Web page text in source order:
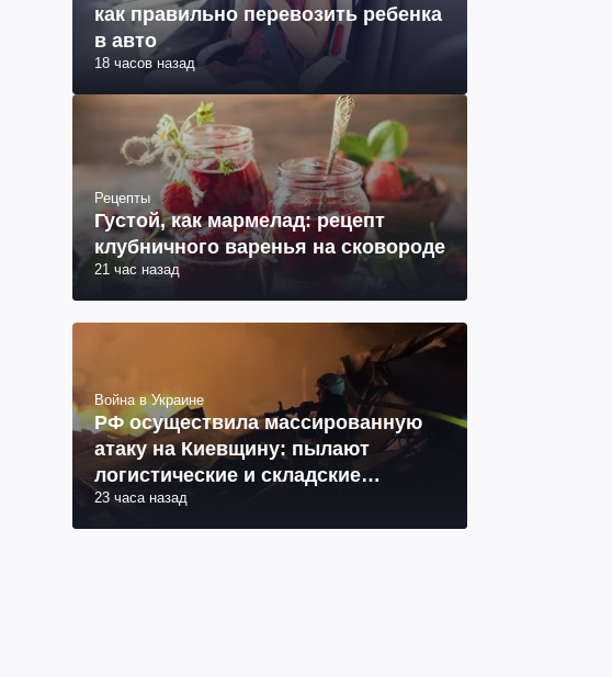
как правильно перевозить ребенка
в авто
18 часов назад
Рецепты
Густой, как мармелад: рецепт
клубничного варенья на сковороде
21 час назад
Война в Украине
РФ осуществила массированную
атаку на Киевщину: пылают
логистические и складские
комплексы, 14 погибших, 27
раненых (фото, видео)
23 часа назад